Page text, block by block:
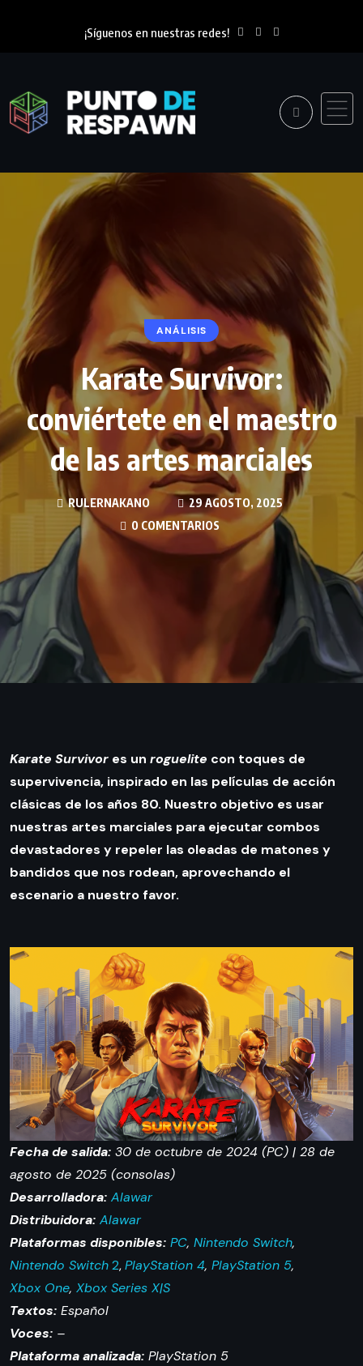
¡Síguenos en nuestras redes!
ANÁLISIS
Karate Survivor:
conviértete en el maestro
de las artes marciales
RULERNAKANO
29 AGOSTO, 2025
0 COMENTARIOS
Karate Survivor es un roguelite con toques de
supervivencia, inspirado en las películas de acción
clásicas de los años 80. Nuestro objetivo es usar
nuestras artes marciales para ejecutar combos
devastadores y repeler las oleadas de matones y
bandidos que nos rodean, aprovechando el
escenario a nuestro favor.
Fecha de salida: 30 de octubre de 2024 (PC) | 28 de
agosto de 2025 (consolas)
Desarrolladora: Alawar
Distribuidora: Alawar
Plataformas disponibles: PC, Nintendo Switch,
Nintendo Switch2,PlayStation 4, PlayStation 5,
Xbox One, Xbox Series X|S
Textos: Español
Voces: –
Plataforma analizada: PlayStation 5